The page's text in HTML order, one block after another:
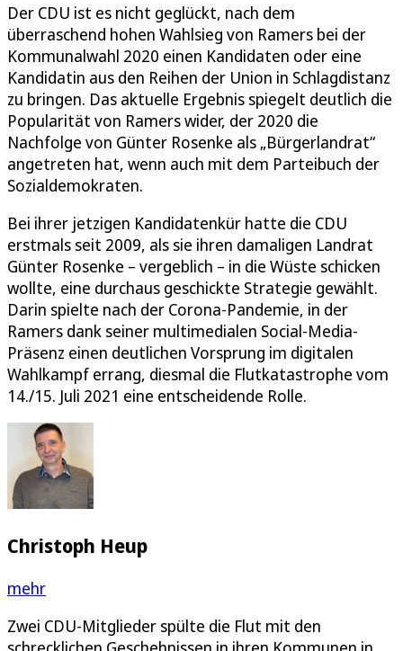
Der CDU ist es nicht geglückt, nach dem
überraschend hohen Wahlsieg von Ramers bei der
Kommunalwahl 2020 einen Kandidaten oder eine
Kandidatin aus den Reihen der Union in Schlagdistanz
zu bringen. Das aktuelle Ergebnis spiegelt deutlich die
Popularität von Ramers wider, der 2020 die
Nachfolge von Günter Rosenke als „Bürgerlandrat“
angetreten hat, wenn auch mit dem Parteibuch der
Sozialdemokraten.
Bei ihrer jetzigen Kandidatenkür hatte die CDU
erstmals seit 2009, als sie ihren damaligen Landrat
Günter Rosenke – vergeblich – in die Wüste schicken
wollte, eine durchaus geschickte Strategie gewählt.
Darin spielte nach der Corona-Pandemie, in der
Ramers dank seiner multimedialen Social-Media-
Präsenz einen deutlichen Vorsprung im digitalen
Wahlkampf errang, diesmal die Flutkatastrophe vom
14./15. Juli 2021 eine entscheidende Rolle.
Christoph Heup
mehr
Zwei CDU-Mitglieder spülte die Flut mit den